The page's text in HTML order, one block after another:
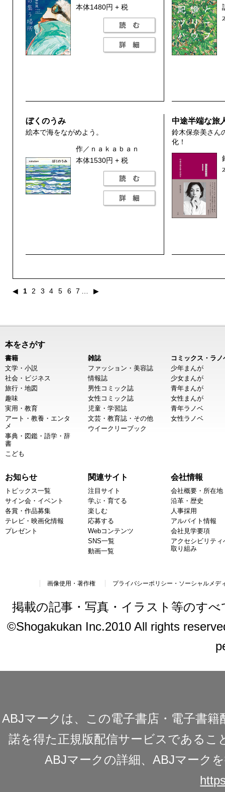
本体1480円 + 税
ぼくのうみ
絵本で海をながめよう。
作／ｎａｋａｂａｎ
本体1530円 + 税
中途半端な旅
鈴木保奈美さん
化！
◀ 1 2 3 4 5 6 7 ▶
本をさがす
書籍
文学・小説
社会・ビジネス
旅行・地図
趣味
実用・教育
アート・教養・エンタ
メ
事典・図鑑・語学・辞
書
こども
雑誌
ファッション・美容誌
情報誌
男性コミック誌
女性コミック誌
児童・学習誌
文芸・教育誌・その他
ウイークリーブック
コミックス・ラノ
少年まんが
少女まんが
青年まんが
女性まんが
青年ラノベ
女性ラノベ
お知らせ
トピックス一覧
サイン会・イベント
各賞・作品募集
テレビ・映画化情報
プレゼント
関連サイト
注目サイト
学ぶ・育てる
楽しむ
応募する
Webコンテンツ
SNS一覧
動画一覧
会社情報
会社概要・所在地
沿革・歴史
人事採用
アルバイト情報
会社見学要項
アクセシビリティ
取り組み
画像使用・著作権 プライバシーポリシー・ソーシャルメデ
掲載の記事・写真・イラスト等のす
©Shogakukan Inc.2010 All rights
ABJマークは、この電子書店・電子書
諾を得た正規版配信サービスであるこ
ABJマークの詳細、ABJマーク